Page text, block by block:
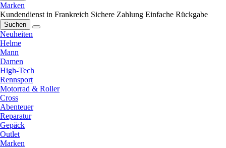
Marken
Kundendienst in Frankreich Sichere Zahlung Einfache Rückgabe
Suchen
Neuheiten
Helme
Mann
Damen
High-Tech
Rennsport
Motorrad & Roller
Cross
Abenteuer
Reparatur
Gepäck
Outlet
Marken